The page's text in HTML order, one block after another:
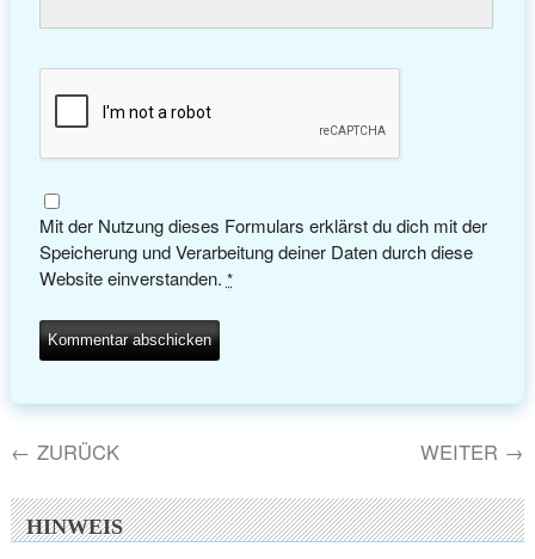
Mit der Nutzung dieses Formulars erklärst du dich mit der
Speicherung und Verarbeitung deiner Daten durch diese
Website einverstanden. *
← ZURÜCK WEITER →
HINWEIS